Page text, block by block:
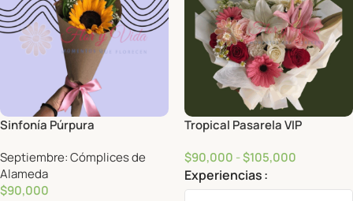
Sinfonía Púrpura
Septiembre: Cómplices de
Alameda
$90,000
Tropical Pasarela VIP
$90,000 -$105,000
Experiencias